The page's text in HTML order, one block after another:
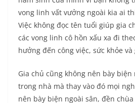
vong linh vất vưởng ngoài kia ai
Việc không đọc tên tuổi giúp gia
các vong linh cô hồn xấu xa đi
hưởng đến công việc, sức khỏe
Gia chủ cũng không nên bày biện
trong nhà mà thay vào đó mọi
nên bày biện ngoài sân, đền chùa